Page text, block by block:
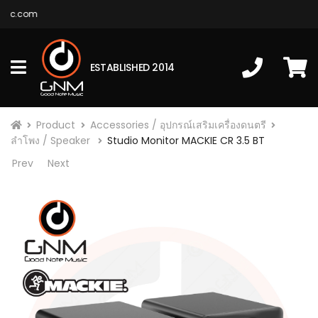
ESTABLISHED 2014
Product
Accessories / อุปกรณ์เสริมเครื่องดนตรี
ลำโพง / Speaker
Studio Monitor MACKIE CR 3.5 BT
Prev
Next